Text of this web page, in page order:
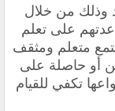
وذلك من خلال
على تعلم
متعلم ومثقف
أو حاصلة على
تكفي للقيام